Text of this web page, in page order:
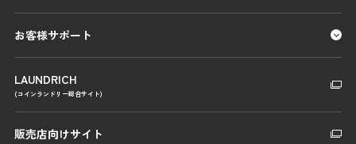
お客様サポート
LAUNDRICH
(コインランドリー総合サイト)
販売店向けサイト